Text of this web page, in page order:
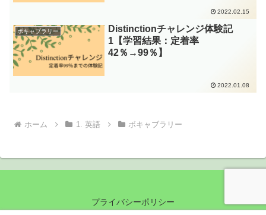
2022.02.15
ボキャブラリー
Distinctionチャレンジ体験記
1【学習結果：定着率
42％→99％】
2022.01.08
ホーム 1. 英語 ボキャブラリー
プライバシーポリシー